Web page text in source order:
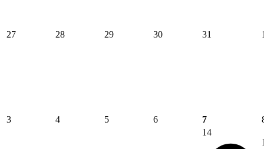
27 28 29 30 31
3 4 5 6 7
14